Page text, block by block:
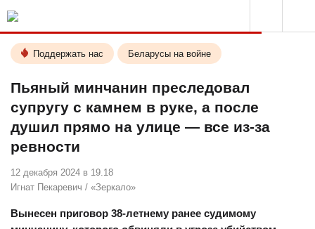
Поддержать нас Беларусы на войне
Пьяный минчанин преследовал
супругу с камнем в руке, а после
душил прямо на улице — все из-за
ревности
12 декабря 2024 в 19.18
Игнат Пекаревич / «Зеркало»
Вынесен приговор 38-летнему ранее судимому